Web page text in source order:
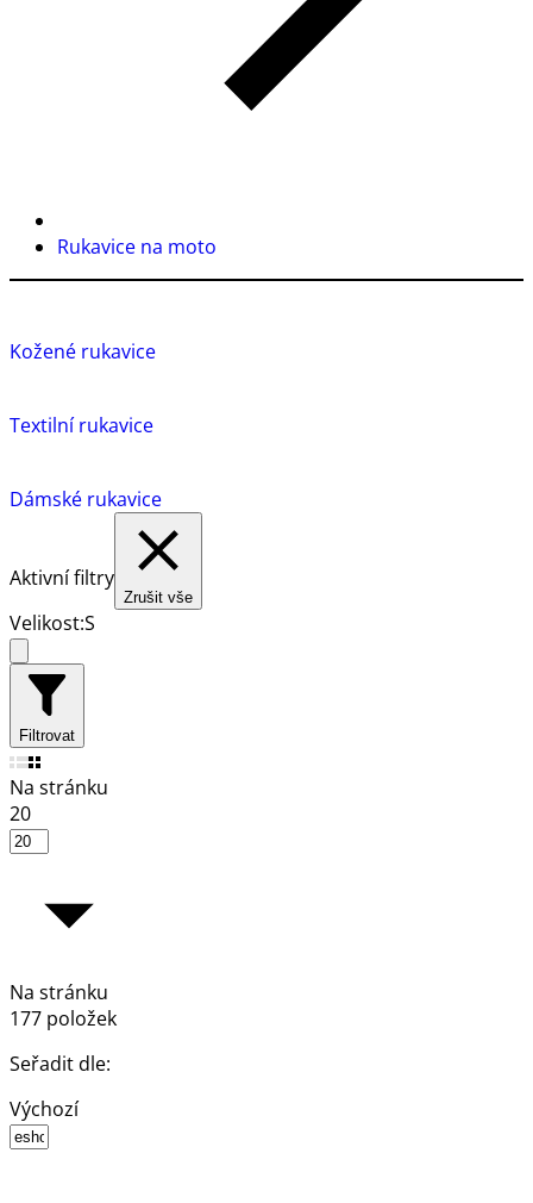
Rukavice na moto
Kožené rukavice
Textilní rukavice
Dámské rukavice
Aktivní filtry
Zrušit vše
Velikost:S
Filtrovat
Na stránku
20
Na stránku
177 položek
Seřadit dle:
Výchozí